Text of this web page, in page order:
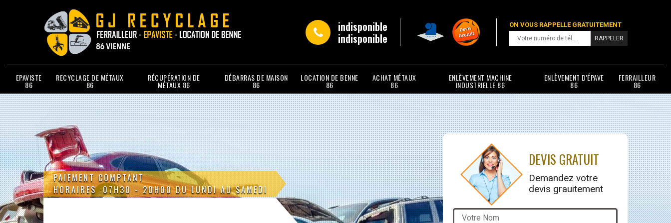
indisponible
indisponible
ON VOUS RAPPELLE GRATUITEMENT
EPAVISTE
86
RECYCLAGE DE MÉTAUX
86
RÉCUPÉRATION DE
MÉTAUX 86
DÉBARRAS DE MAISON
86
LOCATION DE BENNE
86
ACHAT MÉTAUX
86
ENLÈVEMENT MACHINE
INDUSTRIELLE 86
ENLÈVEMENT D'ÉPAVE
86
FERRAILLEUR
86
PAIEMENT COMPTANT
HORAIRES :07H30 - 20H00 DU LUNDI AU SAMEDI
DEVIS GRATUIT
Demandez votre
devis grauitement